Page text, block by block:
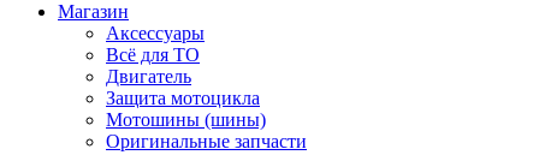
Магазин
Аксессуары
Всё для ТО
Двигатель
Защита мотоцикла
Мотошины (шины)
Оригинальные запчасти